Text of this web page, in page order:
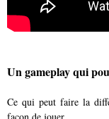
Un gameplay qui
Ce qui peut faire la